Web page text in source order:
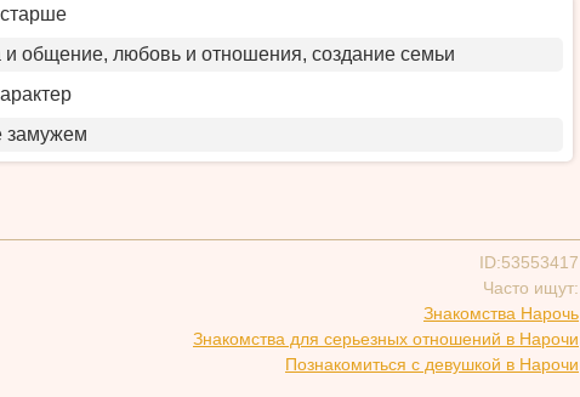
и общение, любовь и отношения, создание семьи
замужем
ID:53553417
Часто ищут:
Знакомства Нарочь
Знакомства для серьезных отношений в Нарочи
Познакомиться с девушкой в Нарочи